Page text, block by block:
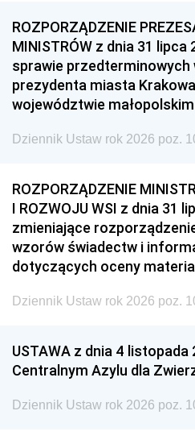
ROZPORZĄDZENIE
MINISTRÓW z dnia 31 lipca
sprawie przedterminowych
prezydenta miasta
województwie małopolskim
Dziennik Ustaw rok 2026 poz.
ROZPORZĄDZENIE
I ROZWOJU WSI z dnia 31
zmieniające
wzorów świadectw i
dotyczących oceny
Dziennik Ustaw rok 2026 poz.
USTAWA z dnia 4 listopada
Centralnym Azylu dla
Dziennik Ustaw rok 2026 poz.